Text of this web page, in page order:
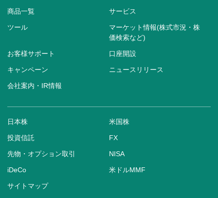
商品一覧 サービス
ツール
マーケット情報(株式市況・株
価検索など)
お客様サポート 口座開設
キャンペーン ニュースリリース
会社案内・IR情報
日本株 米国株
投資信託 FX
先物・オプション取引 NISA
iDeCo 米ドルMMF
サイトマップ